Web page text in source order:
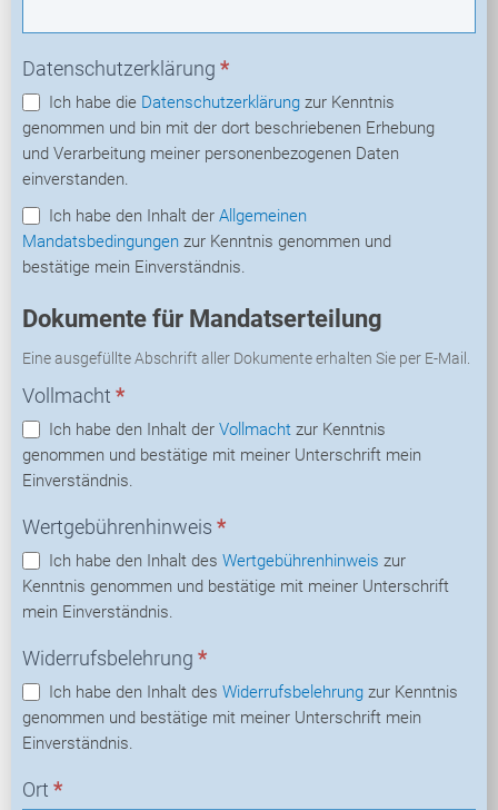
Datenschutzerklärung *
Ich habe die Datenschutzerklärung zur Kenntnis
genommen und bin mit der dort beschriebenen Erhebung
und Verarbeitung meiner personenbezogenen Daten
einverstanden.
Ich habe den Inhalt der Allgemeinen
Mandatsbedingungen
bestätige mein Einverständnis.
Dokumente für Mandatserteilung
Eine ausgefüllte Abschrift aller Dokumente erhalten Sie per E-Mail.
Vollmacht *
Ich habe den Inhalt der Vollmacht zur Kenntnis
genommen und bestätige mit meiner Unterschrift mein
Einverständnis.
Wertgebührenhinweis *
Ich habe den Inhalt des Wertgebührenhinweis
Kenntnis genommen und bestätige mit meiner Unterschrift
mein Einverständnis.
Widerrufsbelehrung *
Ich habe den Inhalt des Widerrufsbelehrung
genommen und bestätige mit meiner Unterschrift mein
Einverständnis.
Ort *